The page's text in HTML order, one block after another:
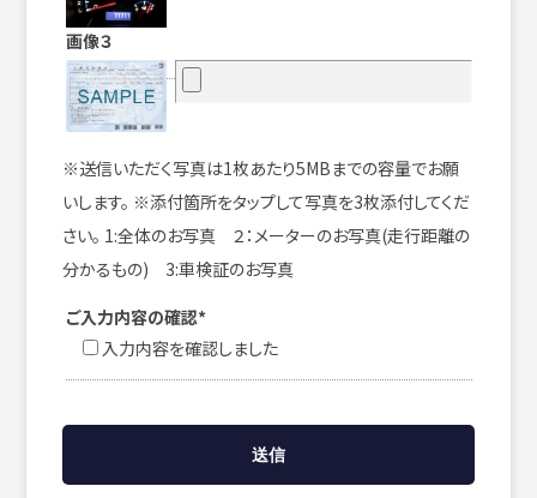
画像３
※送信いただく写真は1枚あたり5MBまでの容量でお願
いします。 ※添付箇所をタップして写真を3枚添付してくだ
さい。 1:全体のお写真 ２：メーターのお写真(走行距離の
分かるもの) 3:車検証のお写真
ご入力内容の確認*
入力内容を確認しました